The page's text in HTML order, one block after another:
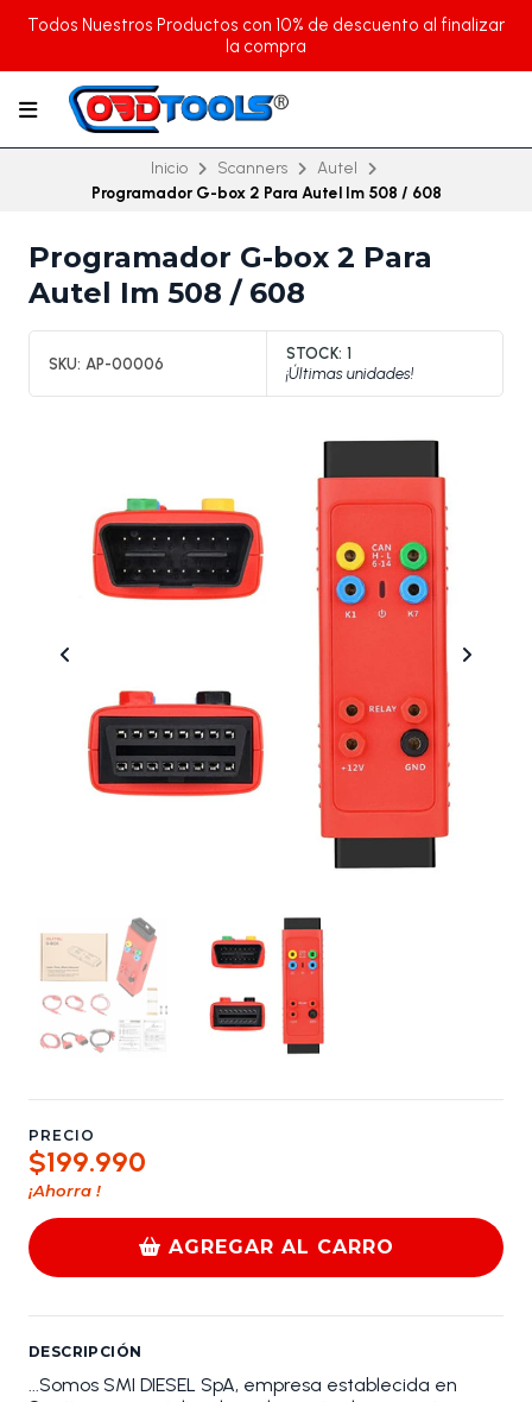
Todos Nuestros Productos con 10% de descuento al finalizar
la compra
Inicio Scanners
Autel
Programador G-box 2 Para Autel Im 508 / 608
Programador G-box 2 Para
Autel Im 508 / 608
SKU: AP-00006
STOCK: 1
¡Últimas unidades!
PRECIO
$199.990
¡Ahorra !
AGREGAR AL CARRO
DESCRIPCIÓN
...Somos SMI DIESEL SpA, empresa establecida en